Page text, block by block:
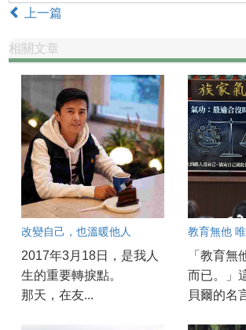
上一篇
相關文章
改變自己，也溫暖他人
2017年3月18日，是我人
生的重要轉捩點。
那天，在友...
「教育無
而已。」
貝爾的名